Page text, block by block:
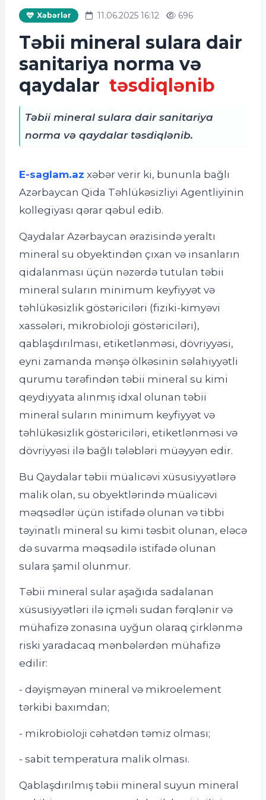
Xəbərlər 11.06.2025 16:12 696
Təbii mineral sulara dair
sanitariya norma və
qaydalar təsdiqlənib
Təbii mineral sulara dair sanitariya
norma və qaydalar təsdiqlənib.
E-saglam.az xəbər verir ki, bununla bağlı
Azərbaycan Qida Təhlükəsizliyi Agentliyinin
kollegiyası qərar qəbul edib.
Qaydalar Azərbaycan ərazisində yeraltı
mineral su obyektindən çıxan və insanların
qidalanması üçün nəzərdə tutulan təbii
mineral suların minimum keyfiyyət və
təhlükəsizlik göstəriciləri (fiziki-kimyəvi
xassələri, mikrobioloji göstəriciləri),
qablaşdırılması, etiketlənməsi, dövriyyəsi,
eyni zamanda mənşə ölkəsinin səlahiyyətli
qurumu tərəfindən təbii mineral su kimi
qeydiyyata alınmış idxal olunan təbii
mineral suların minimum keyfiyyət və
təhlükəsizlik göstəriciləri, etiketlənməsi və
dövriyyəsi ilə bağlı tələbləri müəyyən edir.
Bu Qaydalar təbii müalicəvi xüsusiyyətlərə
malik olan, su obyektlərində müalicəvi
məqsədlər üçün istifadə olunan və tibbi
təyinatlı mineral su kimi təsbit olunan, eləcə
də suvarma məqsədilə istifadə olunan
sulara şamil olunmur.
Təbii mineral sular aşağıda sadalanan
xüsusiyyətləri ilə içməli sudan fərqlənir və
mühafizə zonasına uyğun olaraq çirklənmə
riski yaradacaq mənbələrdən mühafizə
edilir:
- dəyişməyən mineral və mikroelement
tərkibi baxımdan;
- mikrobioloji cəhətdən təmiz olması;
- sabit temperatura malik olması.
Qablaşdırılmış təbii mineral suyun mineral